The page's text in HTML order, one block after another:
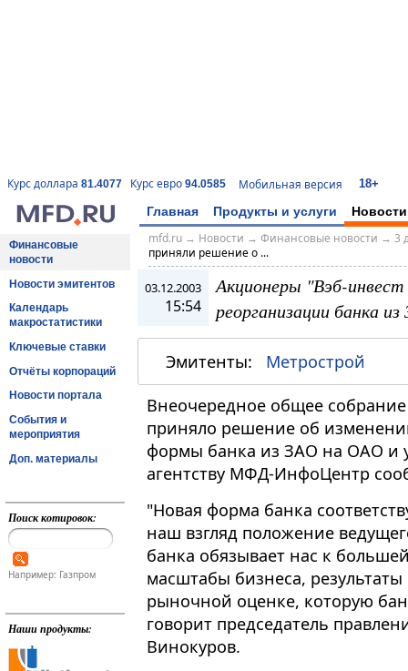
Курс доллара 81.4077 Курс евро 94.0585 Мобильная версия 18+
Главная Продукты и услуги Новости
Финансовые
новости
Новости эмитентов
Календарь
макростатистики
Ключевые ставки
Отчёты корпораций
Новости портала
События и
мероприятия
Доп. материалы
Поиск котировок:
Например: Газпром
Наши продукты:
mfd.ru→ Новости → Финансовые новости → 3
приняли решение о ...
03.12.2003
15:54
Акционеры "Вэб-инвест
реорганизации банка
Эмитенты: Метрострой
Внеочередное общее
приняло решение об
формы банка из ЗАО на ОАО и
агентству МФД-ИнфоЦентр
"Новая форма банка
наш взгляд положение
банка обязывает нас к
масштабы бизнеса,
рыночной оценке, которую
говорит председатель
Винокуров.